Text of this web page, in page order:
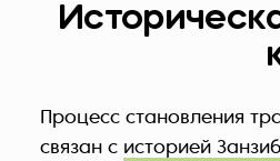
Процесс становления
связан с историей